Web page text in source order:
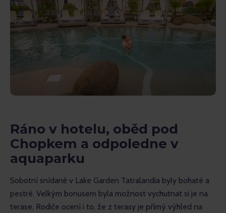
Ráno v hotelu, oběd pod
Chopkem a odpoledne v
aquaparku
Sobotní snídaně v Lake Garden Tatralandia byly bohaté a
pestré. Velkým bonusem byla možnost vychutnat si je na
terase. Rodiče ocení i to, že z terasy je přímý výhled na